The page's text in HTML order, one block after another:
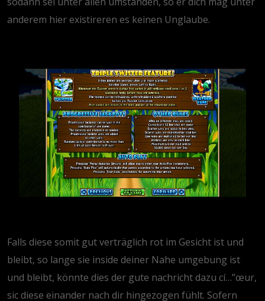
anderem hier existireren es keinen Unglaube.
Falls diese somit gut verträglich rot im Gesicht ist und
bleibt, so lange sie inside deiner Nahe umgebung ist
und bleibt, könnte dies der gute nachricht dazu cí…”œur,
sic diese einander nach dir hingezogen fühlt. Sofern